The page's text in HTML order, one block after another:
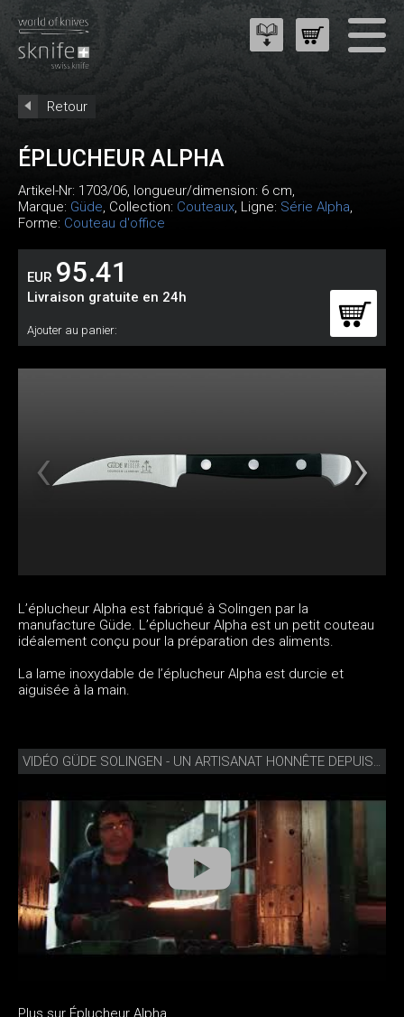
Retour
ÉPLUCHEUR ALPHA
Artikel-Nr: 1703/06, longueur/dimension: 6 cm,
Marque: Güde, Collection: Couteaux, Ligne: Série Alpha,
Forme: Couteau d'office
EUR 95.41
Livraison gratuite en 24h
Ajouter au panier:
L’éplucheur Alpha est fabriqué à Solingen par la
manufacture Güde. L’éplucheur Alpha est un petit couteau
idéalement conçu pour la préparation des aliments.
La lame inoxydable de l’éplucheur Alpha est durcie et
aiguisée à la main.